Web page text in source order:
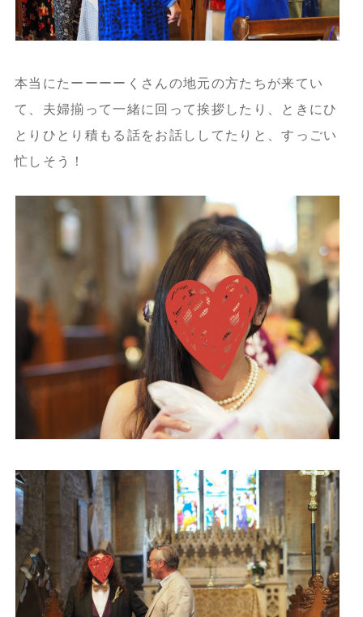
本当にたーーーーくさんの地元の方たちが来てい
て、夫婦揃って一緒に回って挨拶したり、ときにひ
とりひとり積もる話をお話ししてたりと、すっごい
忙しそう！